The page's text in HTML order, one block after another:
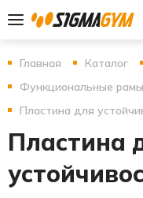
Главная Каталог
Функциональные
Пластина для
Пластина